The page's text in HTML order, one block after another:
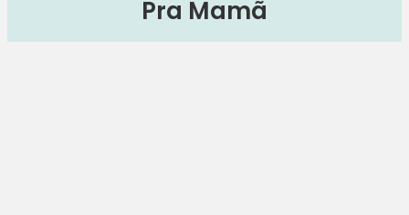
Pra Mamã